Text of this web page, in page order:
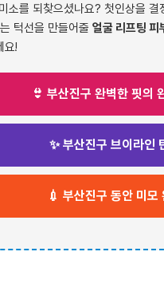
를 되찾으셨나요? 첫인상을
턱선을 만들어줄 얼굴 리프팅 피
요!
👙 부산진구 완벽한 핏의
✨ 부산진구 브이라인
💉 부산진구 동안 미